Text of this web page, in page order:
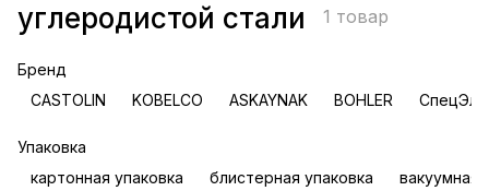
углеродистой стали
1 товар
Бренд
CASTOLIN
KOBELCO ASKAYNAK BOHLER
Упаковка
картонная упаковка
блистерная упаковка вакуумная